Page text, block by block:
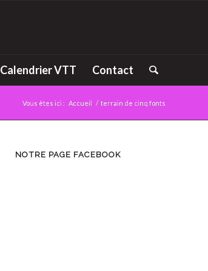
Calendrier VTT Contact
Vous êtes ici : Accueil / terrain de cinq fonts
NOTRE PAGE FACEBOOK